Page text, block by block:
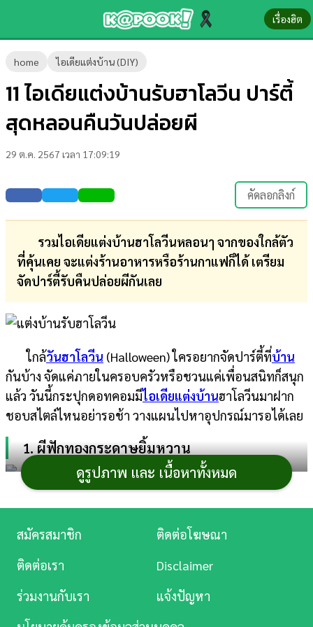
เรื่องฮิต
home ไอเดียแต่งบ้าน (DIY)
11 ไอเดียแต่งบ้านรับฮาโลวีน ปาร์ตี้
สุดหลอนคืนวันปล่อยผี
29 ต.ค. 2567 เวลา 17:09:19
คัดลอกลิงก์
รวมไอเดียแต่งบ้านฮาโลวีนหลอน ๅ จากของใกล้ตัว
ที่คุ้นเคย จะแต่งร้านอาหารหรือร้านกาแฟก็ได้ เตรียม
จัดปาร์ตี้รับคืนปล่อยผีกันเลย
ใกล้วันฮาโลวีน (Halloween) ใครอยากจัดปาร์ตี้ที่บ้าน
กันบ้าง จัดแค่ภายในครอบครัวหรือชวนแค่เพื่อนสนิทก็สนุก
แล้ว วันนี้กระปุกดอทคอมมีไอเดียแต่งบ้านฮาโลวีนมาฝาก
ชอบสไตล์ไหนอย่ารอช้า วางแผนไปหาอุปกรณ์มารอได้เลย
1. ผีฟักทองกระดาษยิ้มหวาน
สำหรับใครชอบสไตล์การแต่งบ้านรับวันฮาโลวีนแบบไม่
หลอน ลองตัดกระดาษโปสเตอร์วาดเป็นรูปผีฟักทองหน้ายิ้ม
โต๊ะหรือห้อยตามมุมต่าง ๆ ด้วย ถ้ายังไม่พอวาดผีโครง
กระดูกยิ้มหวานเพิ่มอีกสักตัว รับรองได้สไตล์การแต่งบ้าน
แบบไม่น่ากลัวและประหยัดด้วย
ดูรูปภาพ และ เนื้อหาทั้งหมด
ข่าว-
ความ
รู้
บันเทิง
ตรวจ
หวย
ผล
บอล
สด
เงิน
การ
ศึกษา
บันเทิง
ดู
Music
สมัครสมาชิก
ติดต่อโฆษณา
ติดต่อเรา
Disclaimer
ร่วมงานกับเรา
แจ้งปัญหา